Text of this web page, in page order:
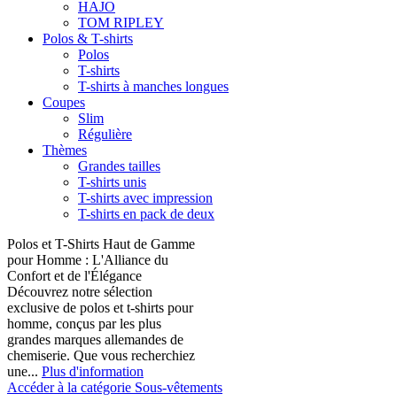
HAJO
TOM RIPLEY
Polos & T-shirts
Polos
T-shirts
T-shirts à manches longues
Coupes
Slim
Régulière
Thèmes
Grandes tailles
T-shirts unis
T-shirts avec impression
T-shirts en pack de deux
Polos et T-Shirts Haut de Gamme
pour Homme : L'Alliance du
Confort et de l'Élégance
Découvrez notre sélection
exclusive de polos et t-shirts pour
homme, conçus par les plus
grandes marques allemandes de
chemiserie. Que vous recherchiez
une... Plus d'information
Accéder à la catégorie Sous-vêtements